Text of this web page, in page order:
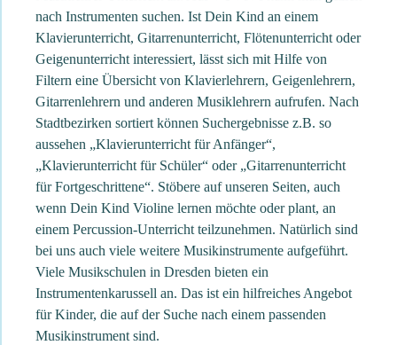
nach Instrumenten suchen. Ist Dein Kind an einem
Klavierunterricht, Gitarrenunterricht, Flötenunterricht oder
Geigenunterricht interessiert, lässt sich mit Hilfe von
Filtern eine Übersicht von Klavierlehrern, Geigenlehrern,
Gitarrenlehrern und anderen Musiklehrern aufrufen. Nach
Stadtbezirken sortiert können Suchergebnisse z.B. so
aussehen „Klavierunterricht für Anfänger“,
„Klavierunterricht für Schüler“ oder „Gitarrenunterricht
für Fortgeschrittene“. Stöbere auf unseren Seiten, auch
wenn Dein Kind Violine lernen möchte oder plant, an
einem Percussion-Unterricht teilzunehmen. Natürlich sind
bei uns auch viele weitere Musikinstrumente aufgeführt.
Viele Musikschulen in Dresden bieten ein
Instrumentenkarussell an. Das ist ein hilfreiches Angebot
für Kinder, die auf der Suche nach einem passenden
Musikinstrument sind.